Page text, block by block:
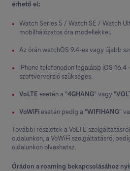
érhető el:
Watch Series 5 / Watch SE / Watch
mobilhálózatos óra modellekkel.
Az órán watchOS 9.4-es vagy újabb
iPhone telefonodon legalább iOS 16.4
szoftververzió szükséges.
VoLTE esetén a "4GHANG" vagy "
VoWiFi esetén pedig a "WIFIHANG"
További részletek a VoLTE
oldalunkon, a VoWiFi szolgáltatásról
oldalunkon olvashatsz.
Órádon a roaming bekapcsolásához